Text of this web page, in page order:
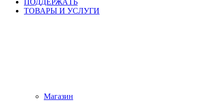
ПОДДЕРЖАTЬ
ТОВАРЫ И УСЛУГИ
Магазин